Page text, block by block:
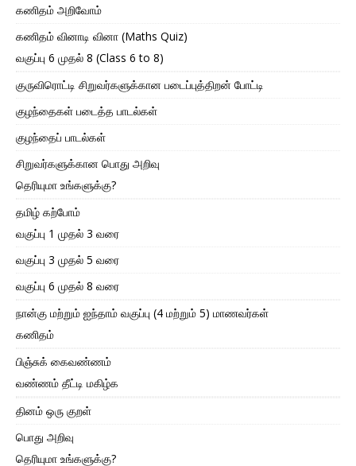
கணிதம் அறிவோம்
கணிதம் வினாடி வினா (Maths Quiz)
வகுப்பு 6 முதல் 8 (Class 6 to 8)
குருவிரொட்டி சிறுவர்களுக்கான படைப்புத்திறன் போட்டி
குழந்தைகள் படைத்த பாடல்கள்
குழந்தைப் பாடல்கள்
சிறுவர்களுக்கான பொது அறிவு
தெரியுமா உங்களுக்கு?
தமிழ் கற்போம்
வகுப்பு 1 முதல் 3 வரை
வகுப்பு 3 முதல் 5 வரை
வகுப்பு 6 முதல் 8 வரை
நான்கு மற்றும் ஐந்தாம் வகுப்பு (4 மற்றும் 5) மாணவர்கள்
கணிதம்
பிஞ்சுக் கைவண்ணம்
வண்ணம் தீட்டி மகிழ்க
தினம் ஒரு குறள்
பொது அறிவு
தெரியுமா உங்களுக்கு?